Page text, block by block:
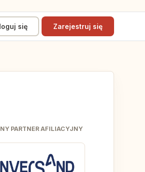
się Zarejestruj się
PARTNER AFILIACYJNY